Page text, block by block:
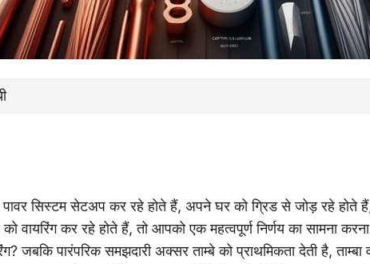
सिस्टम सेटअप कर रहे होते हैं, अपने घर को ग्रिड से जोड़ रहे होते हैं,
वायरिंग कर रहे होते हैं, तो आपको एक महत्वपूर्ण निर्णय का सामना करना
जबकि पारंपरिक समझदारी अक्सर ताम्बे को प्राथमिकता देती है, ताम्बा